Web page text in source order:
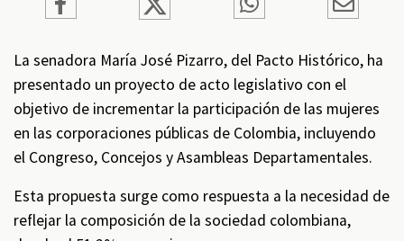
La senadora María José Pizarro, del Pacto Histórico, ha
presentado un proyecto de acto legislativo con el
objetivo de incrementar la participación de las mujeres
en las corporaciones públicas de Colombia, incluyendo
el Congreso, Concejos y Asambleas Departamentales.
Esta propuesta surge como respuesta a la necesidad de
reflejar la composición de la sociedad colombiana,